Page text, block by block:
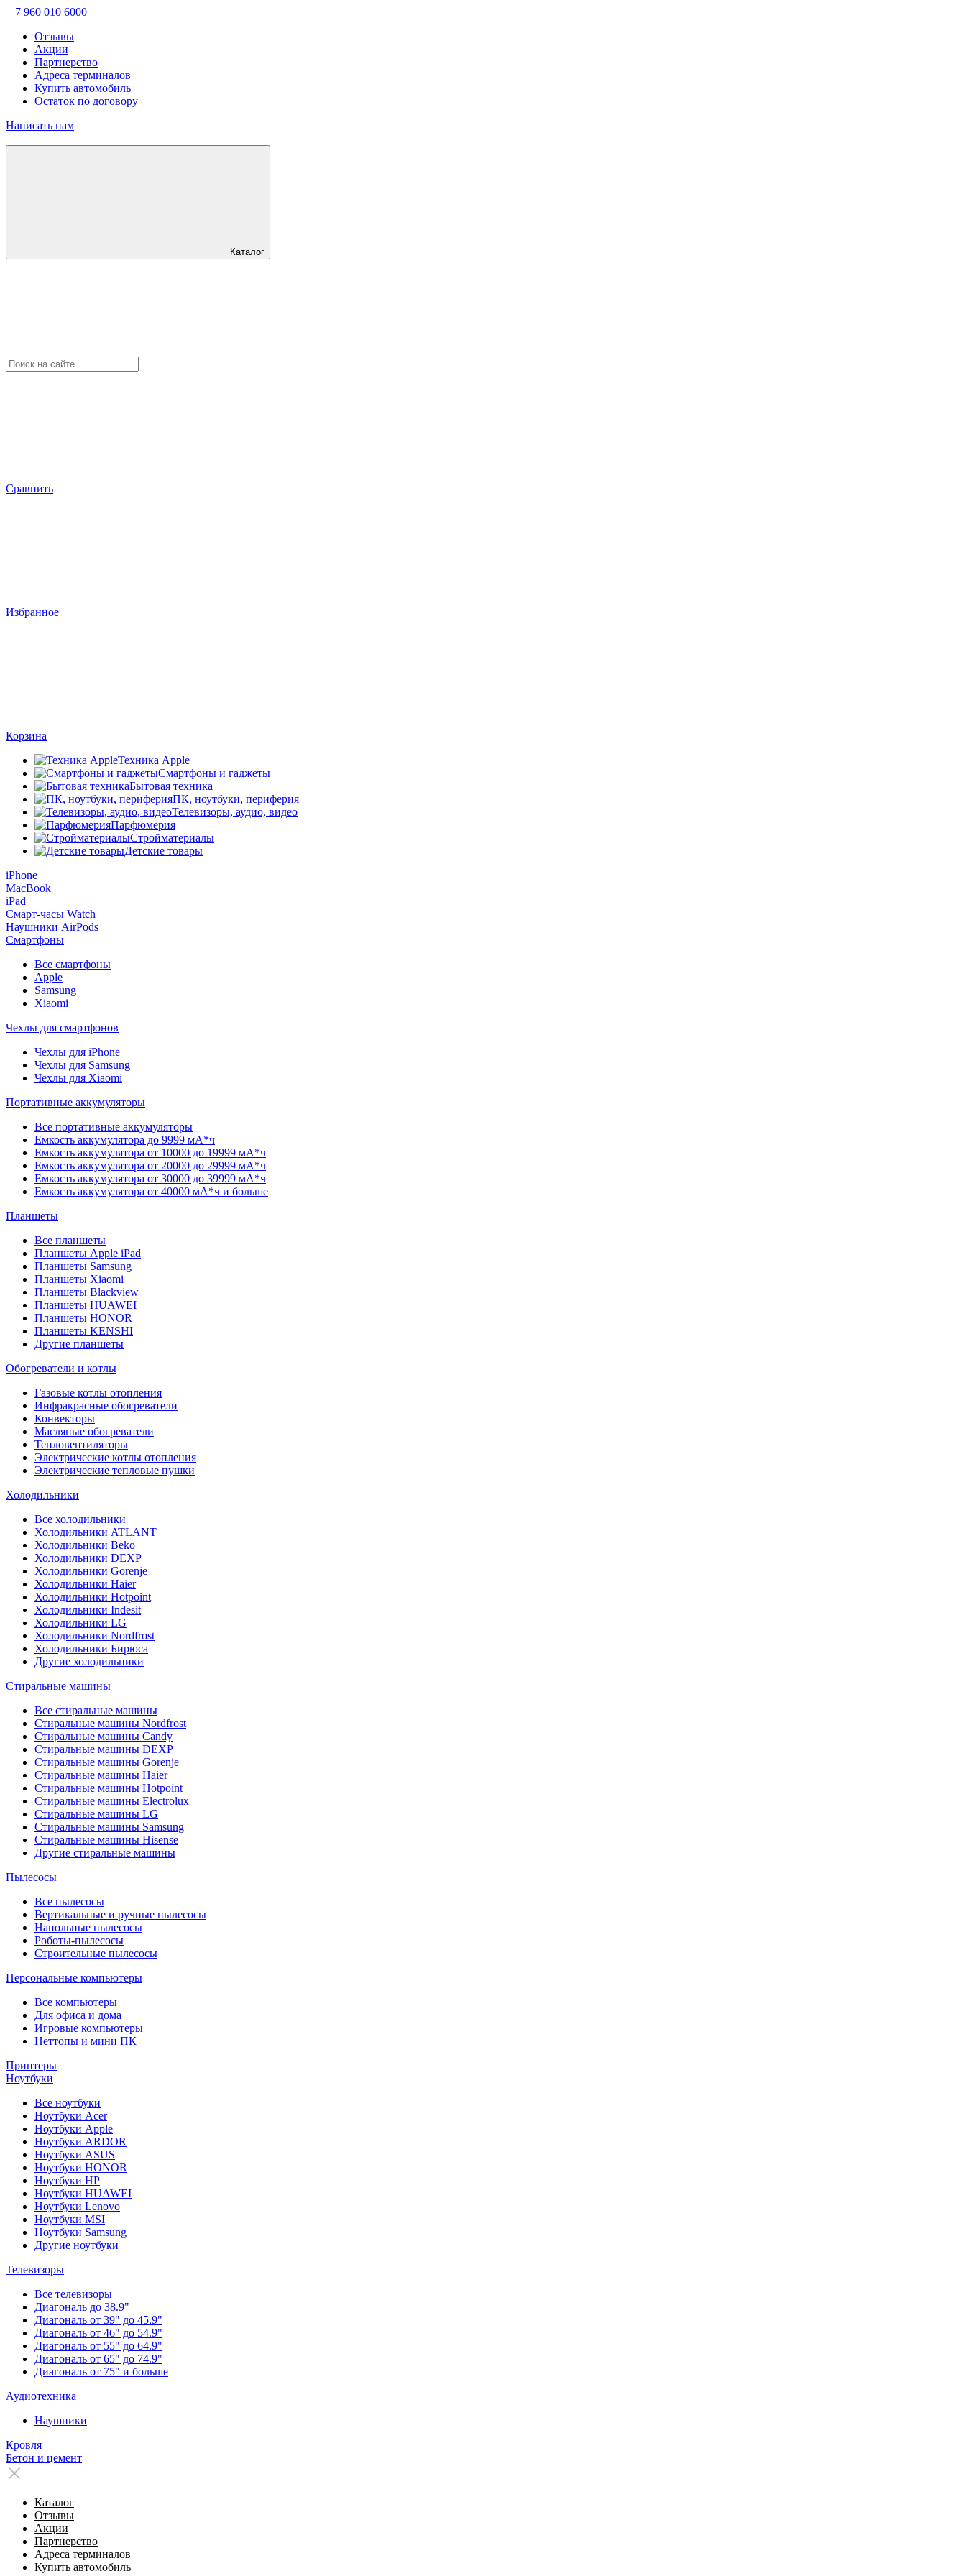
+ 7 960 010 6000
Отзывы
Акции
Партнерство
Адреса терминалов
Купить автомобиль
Остаток по договору
Написать нам
Каталог
Сравнить
Избранное
Корзина
Техника Apple
Смартфоны и гаджеты
Бытовая техника
ПК, ноутбуки, периферия
Телевизоры, аудио, видео
Парфюмерия
Стройматериалы
Детские товары
iPhone
MacBook
iPad
Смарт-часы Watch
Наушники AirPods
Смартфоны
Все смартфоны
Apple
Samsung
Xiaomi
Чехлы для смартфонов
Чехлы для iPhone
Чехлы для Samsung
Чехлы для Xiaomi
Портативные аккумуляторы
Все портативные аккумуляторы
Емкость аккумулятора до 9999 мА*ч
Емкость аккумулятора от 10000 до 19999 мА*ч
Емкость аккумулятора от 20000 до 29999 мА*ч
Емкость аккумулятора от 30000 до 39999 мА*ч
Емкость аккумулятора от 40000 мА*ч и больше
Планшеты
Все планшеты
Планшеты Apple iPad
Планшеты Samsung
Планшеты Xiaomi
Планшеты Blackview
Планшеты HUAWEI
Планшеты HONOR
Планшеты KENSHI
Другие планшеты
Обогреватели и котлы
Газовые котлы отопления
Инфракрасные обогреватели
Конвекторы
Масляные обогреватели
Тепловентиляторы
Электрические котлы отопления
Электрические тепловые пушки
Холодильники
Все холодильники
Холодильники ATLANT
Холодильники Beko
Холодильники DEXP
Холодильники Gorenje
Холодильники Haier
Холодильники Hotpoint
Холодильники Indesit
Холодильники LG
Холодильники Nordfrost
Холодильники Бирюса
Другие холодильники
Стиральные машины
Все стиральные машины
Стиральные машины Nordfrost
Стиральные машины Candy
Стиральные машины DEXP
Стиральные машины Gorenje
Стиральные машины Haier
Стиральные машины Hotpoint
Стиральные машины Electrolux
Стиральные машины LG
Стиральные машины Samsung
Стиральные машины Hisense
Другие стиральные машины
Пылесосы
Все пылесосы
Вертикальные и ручные пылесосы
Напольные пылесосы
Роботы-пылесосы
Строительные пылесосы
Персональные компьютеры
Все компьютеры
Для офиса и дома
Игровые компьютеры
Неттопы и мини ПК
Принтеры
Ноутбуки
Все ноутбуки
Ноутбуки Acer
Ноутбуки Apple
Ноутбуки ARDOR
Ноутбуки ASUS
Ноутбуки HONOR
Ноутбуки HP
Ноутбуки HUAWEI
Ноутбуки Lenovo
Ноутбуки MSI
Ноутбуки Samsung
Другие ноутбуки
Телевизоры
Все телевизоры
Диагональ до 38.9"
Диагональ от 39" до 45.9"
Диагональ от 46" до 54.9"
Диагональ от 55" до 64.9"
Диагональ от 65" до 74.9"
Диагональ от 75" и больше
Аудиотехника
Наушники
Кровля
Бетон и цемент
Каталог
Отзывы
Акции
Партнерство
Адреса терминалов
Купить автомобиль